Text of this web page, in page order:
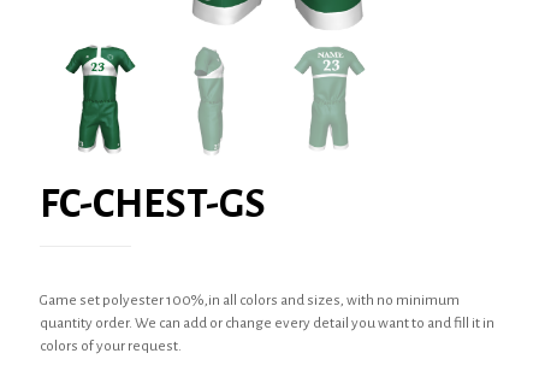
FC-CHEST-GS
Game set polyester 100%,in all colors and sizes, with no minimum
quantity order. We can add or change every detail you want to and fill it in
colors of your request.